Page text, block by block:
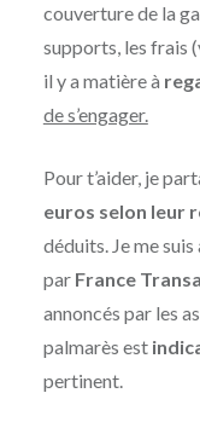
couverture de la
supports, les frais
il y a matière à
de s’engager.
Pour t’aider, je
euros selon leur
déduits. Je me
par France
annoncés par les
palmarès est
pertinent.